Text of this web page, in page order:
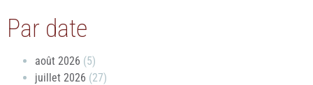
Par date
août 2026 (5)
juillet 2026 (27)